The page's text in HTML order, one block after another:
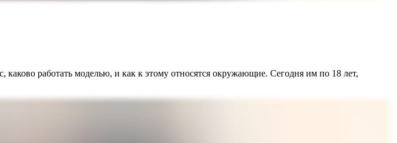
работать моделью, и как к этому относятся окружающие. Сегодня им по 18 лет,